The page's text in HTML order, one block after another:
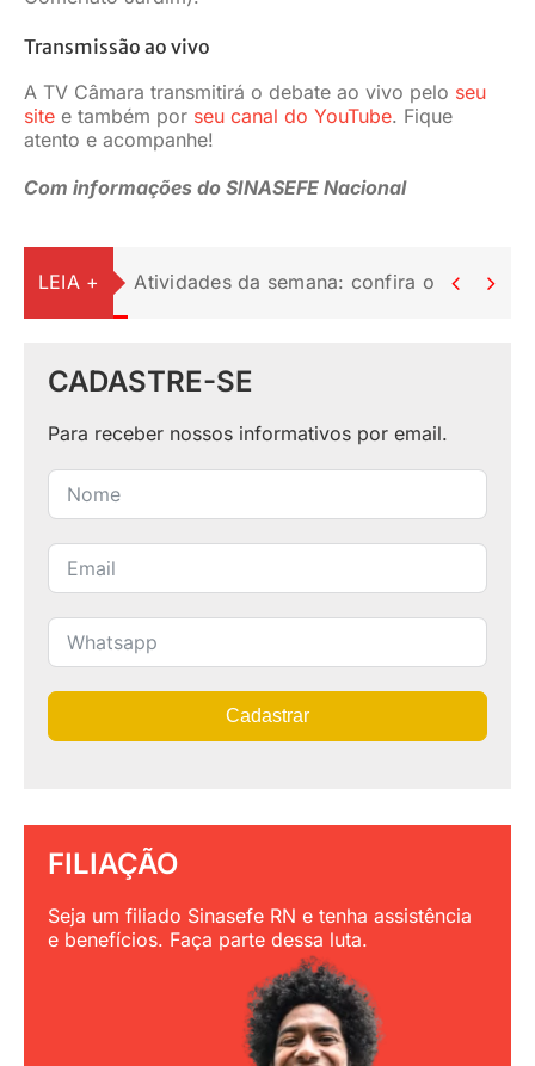
Transmissão ao vivo
A TV Câmara transmitirá o debate ao vivo pelo seu
sitee também por seu canal do YouTube. Fique
atento e acompanhe!
Com informações do SINASEFE Nacional
LEIA + Atividades da semana: confira o resumo
 
CADASTRE-SE
Para receber nossos informativos por email.
Cadastrar
FILIAÇÃO
Seja um filiado Sinasefe RN e tenha assistência
e benefícios. Faça parte dessa luta.